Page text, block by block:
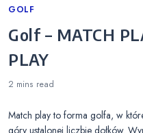
Categories
GOLF
Golf – MATCH
PLAY
2 mins read
Match play to forma golfa, w
góry ustalonej liczbie dołków.